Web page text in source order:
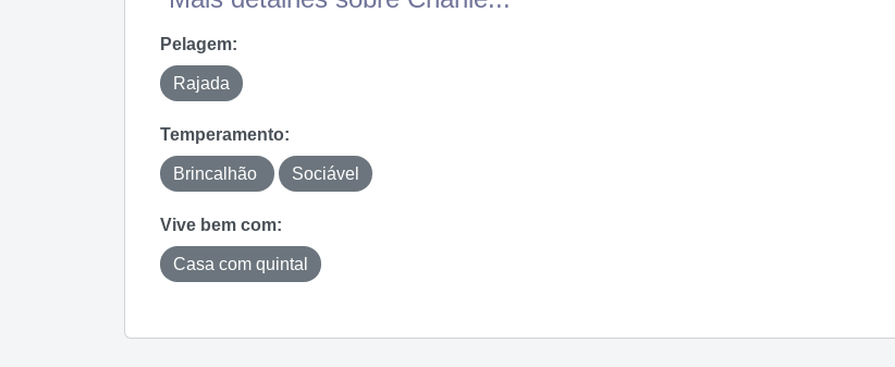
Pelagem:
Rajada
Temperamento:
Brincalhão Sociável
Vive bem com:
Casa com quintal